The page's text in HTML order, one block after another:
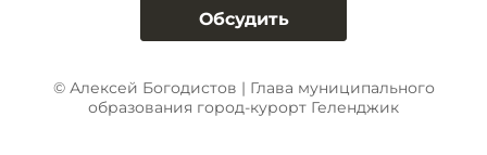
Обсудить
© Алексей Богодистов | Глава муниципального
образования город-курорт Геленджик